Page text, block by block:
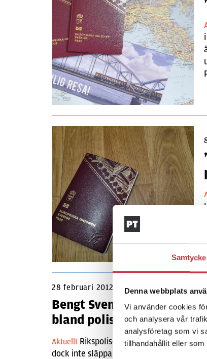
Samtycke
Denna webbplats
Vi använder cookies
och analysera vår
analysföretag som vi
tillhandahållit eller
28 februari 2012
Bengt Svenson vill gallra
bland polisens alla
Aktuellt Rikspolischefen vill renodla
dock inte släppa, enligt polisen.se.